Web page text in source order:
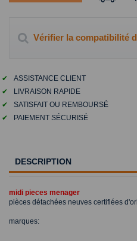
Vérifier la compatibilité
✔
ASSISTANCE CLIENT
✔
LIVRAISON RAPIDE
✔
SATISFAIT OU REMBOURSÉ
✔
PAIEMENT SÉCURISÉ
DESCRIPTION
midi pieces menager
pièces détachées neuves certifiées
marques: